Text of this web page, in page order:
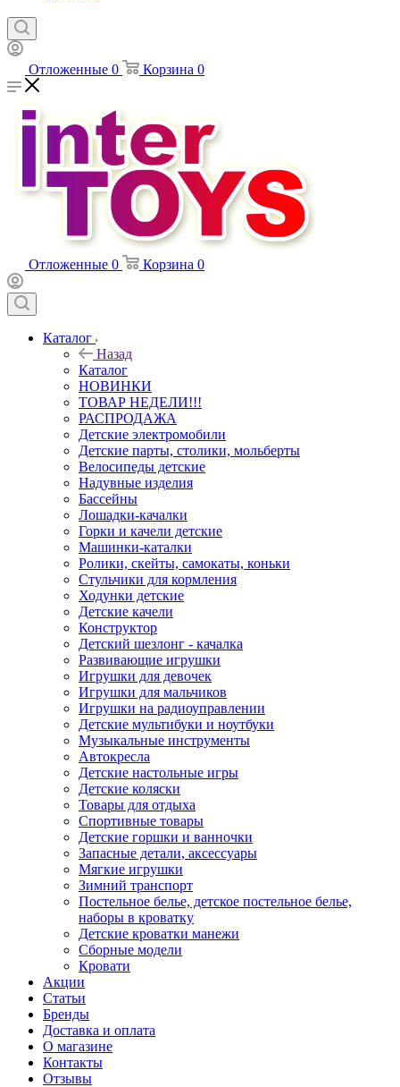
Отложенные 0 Корзина 0
Отложенные 0 Корзина 0
Каталог
Назад
Каталог
НОВИНКИ
ТОВАР НЕДЕЛИ!!!
РАСПРОДАЖА
Детские электромобили
Детские парты, столики, мольберты
Велосипеды детские
Надувные изделия
Бассейны
Лошадки-качалки
Горки и качели детские
Машинки-каталки
Ролики, скейты, самокаты, коньки
Стульчики для кормления
Ходунки детские
Детские качели
Конструктор
Детский шезлонг - качалка
Развивающие игрушки
Игрушки для девочек
Игрушки для мальчиков
Игрушки на радиоуправлении
Детские мультибуки и ноутбуки
Музыкальные инструменты
Автокресла
Детские настольные игры
Детские коляски
Товары для отдыха
Спортивные товары
Детские горшки и ванночки
Запасные детали, аксессуары
Мягкие игрушки
Зимний транспорт
Постельное белье, детское постельное белье,
наборы в кроватку
Детские кроватки манежи
Сборные модели
Кровати
Акции
Статьи
Бренды
Доставка и оплата
О магазине
Контакты
Отзывы